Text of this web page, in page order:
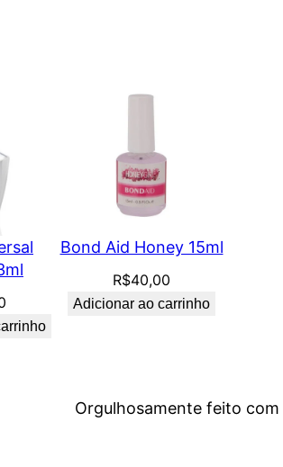
Bond Aid Honey 15ml
R$40,00
Adicionar ao carrinho
Orgulhosamente feito com